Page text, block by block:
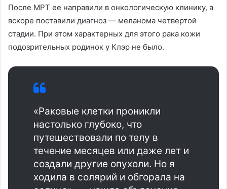
После МРТ ее направили в онкологическую клинику, а
вскоре поставили диагноз — меланома четвертой
стадии. При этом характерных для этого рака кожи
подозрительных родинок у Клэр не было.
«Раковые клетки проникли
настолько глубоко, что
путешествовали по телу в
течение месяцев или даже лет и
создали другие опухоли. Но я
ходила в солярий и обгорала на